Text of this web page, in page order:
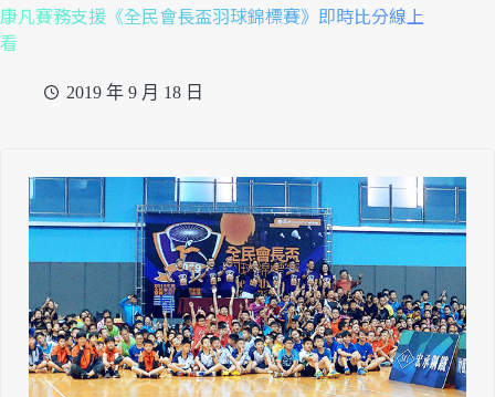
康凡賽務支援《全民會長盃羽球錦標賽》即時比分線上
看
2019 年 9 月 18 日